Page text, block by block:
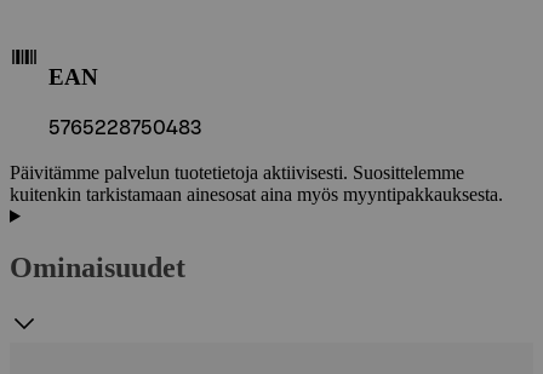
EAN
5765228750483
Päivitämme palvelun tuotetietoja aktiivisesti. Suosittelemme
kuitenkin tarkistamaan ainesosat aina myös myyntipakkauksesta.
Ominaisuudet